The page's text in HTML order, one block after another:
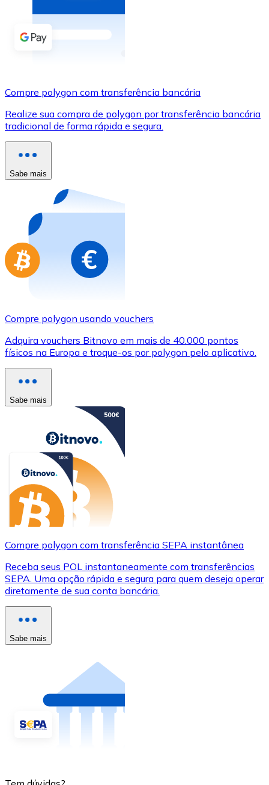
Comprar com dinheiro
Transferência SEPA
Cartão de crédito / débito
Use cartões Visa e Mastercard para comprar
Comprar com cartão
Compre cartões-presente das suas marcas favoritas
Ir para a loja de cartões-presente
Compre polygon com transferência bancária
Realize sua compra de polygon por transferência bancária
tradicional de forma rápida e segura.
Sabe mais
Compre polygon usando vouchers
Adquira vouchers Bitnovo em mais de 40.000 pontos
físicos na Europa e troque-os por polygon pelo aplicativo.
Sabe mais
Compre polygon com transferência SEPA instantânea
Receba seus POL instantaneamente com transferências
SEPA. Uma opção rápida e segura para quem deseja operar
diretamente de sua conta bancária.
Sabe mais